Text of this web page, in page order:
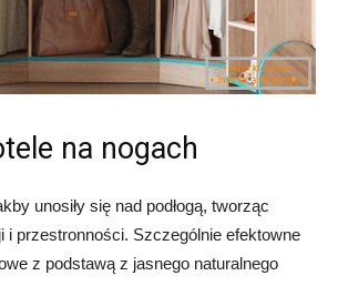
na nogach
unosiły się nad podłogą, tworząc
i przestronności. Szczególnie efektowne
z podstawą z jasnego naturalnego